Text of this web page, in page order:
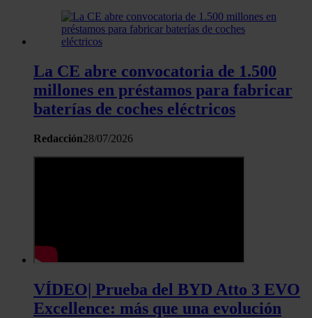
La CE abre convocatoria de 1.500
millones en préstamos para fabricar
baterías de coches eléctricos
Redacción28/07/2026
VÍDEO| Prueba del BYD Atto 3 EVO
Excellence: más que una evolución